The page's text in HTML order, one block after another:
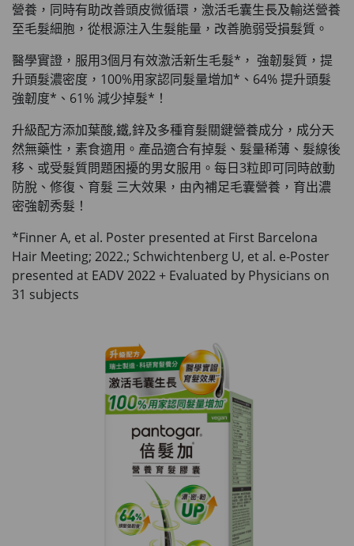
草姬 調經緊緻寶(27年2月到期)
此商品最多可加購1件
HKD$169
HKD$369
加入購物車
此商品最多可加購1件
HKD$169
HKD$449
加入購物車
此商品最多可加購1件
HKD$88
HKD$145
加入購物車
此商品最多可加購1件
HKD$85
HKD$145
營養，同時有助改善頭皮微循環，激活毛囊生長及輸送營養
至毛髮細胞，從根源注入生髮能量，改善脆弱受損髮質。
醫學實證，服用3個月有效激活新生毛髮*， 強韌髮質，提
升頭髮濃密度，100%用家認同髮量增加*、64% 提升頭髮
強韌度*、61% 減少掉髮*！
升級配方添加葉酸,鐵,鋅及多種育髮關鍵營養成分，成分天
然無藥性，素食適用。產品適合有掉髮、髮量稀薄、髮線後
移、或受髮質問題困擾的男女服用。每日3粒即可同時啟動
防脫、修復、育髮 三大效果，由內補足毛囊營養，育出濃
密強韌秀髮！
*Finner A, et al. Poster presented at First Barcelona
Hair Meeting; 2022.; Schwichtenberg U, et al. e-Poster
presented at EADV 2022 + Evaluated by Physicians on
31 subjects